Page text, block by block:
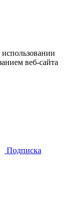
веб-сайта
Подписка